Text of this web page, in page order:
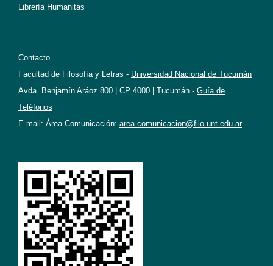
Librería Humanitas
Contacto
Facultad de Filosofía y Letras - Universidad Nacional de Tucumán
Avda. Benjamín Aráoz 800 | CP 4000 | Tucumán - Guía de
Teléfonos
E-mail: Área Comunicación: area.comunicacion@filo.unt.edu.ar